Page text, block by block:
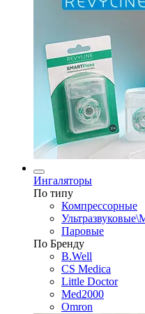
Ингаляторы
По типу
Компрессорные
Паровые
По Бренду
B.Well
CS Medica
Little Doctor
Med2000
Omron